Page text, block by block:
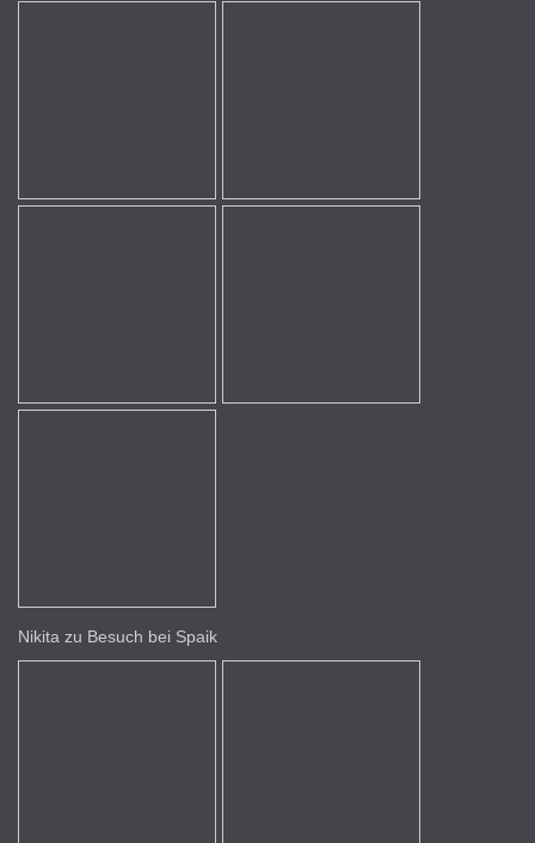
Nikita zu Besuch bei Spaik